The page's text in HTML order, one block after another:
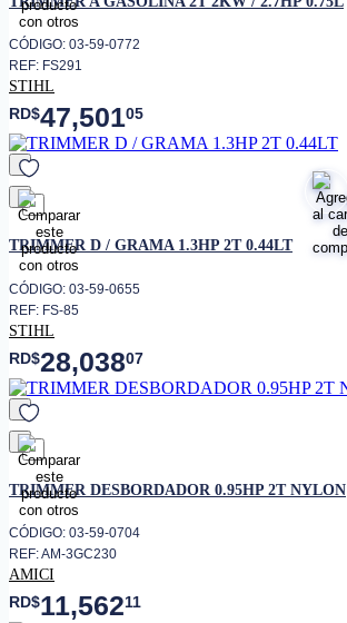
• Cabezal de nailon
• Cuchilla para hierba
• Tipo de manillar
CÓDIGO: 03-59-0772
REF: FS291
STIHL
RD$47,50105
favorito
TRIMMER D / GRAMA 1.3HP 2T 0.44LT
CÓDIGO: 03-59-0655
REF: FS-85
STIHL
RD$28,03807
favorito
TRIMMER DESBORDADOR 0.95HP 2T NYLON
CÓDIGO: 03-59-0704
REF: AM-3GC230
AMICI
RD$11,56211